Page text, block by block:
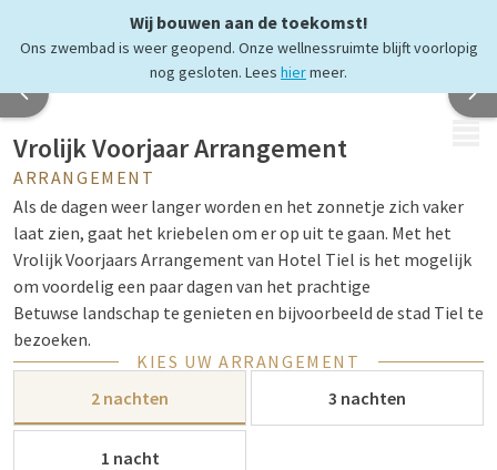
Wij bouwen aan de toekomst!
Ons zwembad is weer geopend. Onze wellnessruimte blijft voorlopig
nog gesloten. Lees hiermeer.
Vrolijk Voorjaar Arrangement
ARRANGEMENT
Als de dagen weer langer worden en het zonnetje zich vaker
laat zien, gaat het kriebelen om er op uit te gaan. Met het
Vrolijk Voorjaars Arrangement van Hotel Tiel is het mogelijk
om voordelig een paar dagen van het prachtige
Betuwse landschap te genieten en bijvoorbeeld de stad Tiel te
bezoeken.
KIES UW ARRANGEMENT
2 nachten
3 nachten
1 nacht